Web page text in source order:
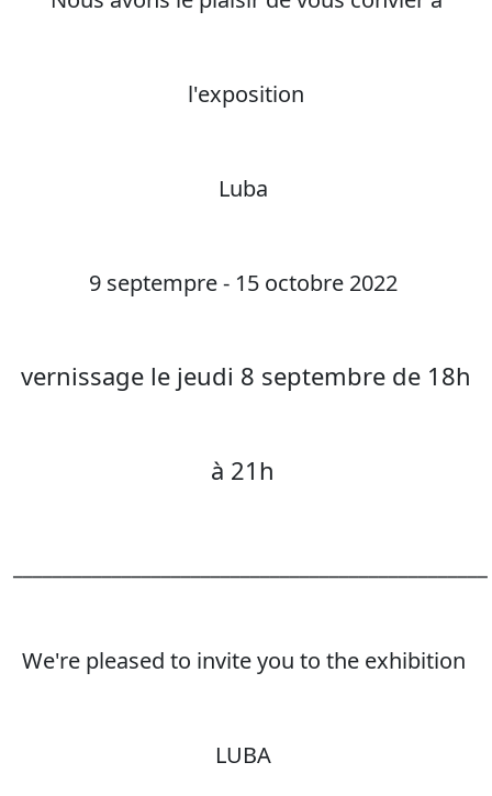
l'exposition
Luba
9 septempre - 15 octobre 2022
vernissage le jeudi 8 septembre de 18h
à 21h
We're pleased to invite you to the exhibition
LUBA